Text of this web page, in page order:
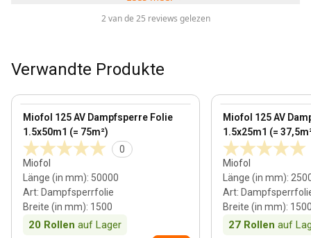
2 van de 25 reviews gelezen
Verwandte Produkte
Miofol 125 AV Dampfsperre Folie
1.5x50m1 (= 75m²)
0
Miofol
Länge (in mm): 50000
Art: Dampfsperrfolie
Breite (in mm): 1500
20 Rollen auf Lager
View product
Miofol 125 AV
1.5x25m1 (=
Miofol
Länge (in mm):
Art:
Breite (in mm):
27 Rollen auf
View product